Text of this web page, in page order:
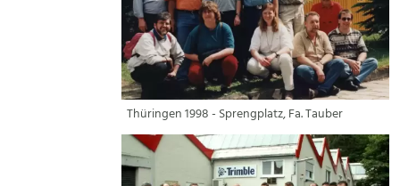
Thüringen 1998 - Sprengplatz, Fa. Tauber